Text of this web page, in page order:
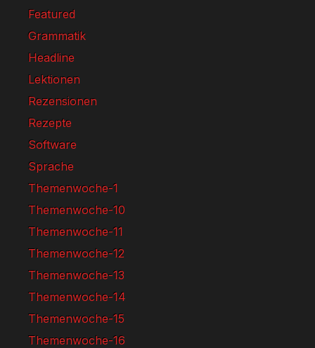
Featured
Grammatik
Headline
Lektionen
Rezensionen
Rezepte
Software
Sprache
Themenwoche-1
Themenwoche-10
Themenwoche-11
Themenwoche-12
Themenwoche-13
Themenwoche-14
Themenwoche-15
Themenwoche-16